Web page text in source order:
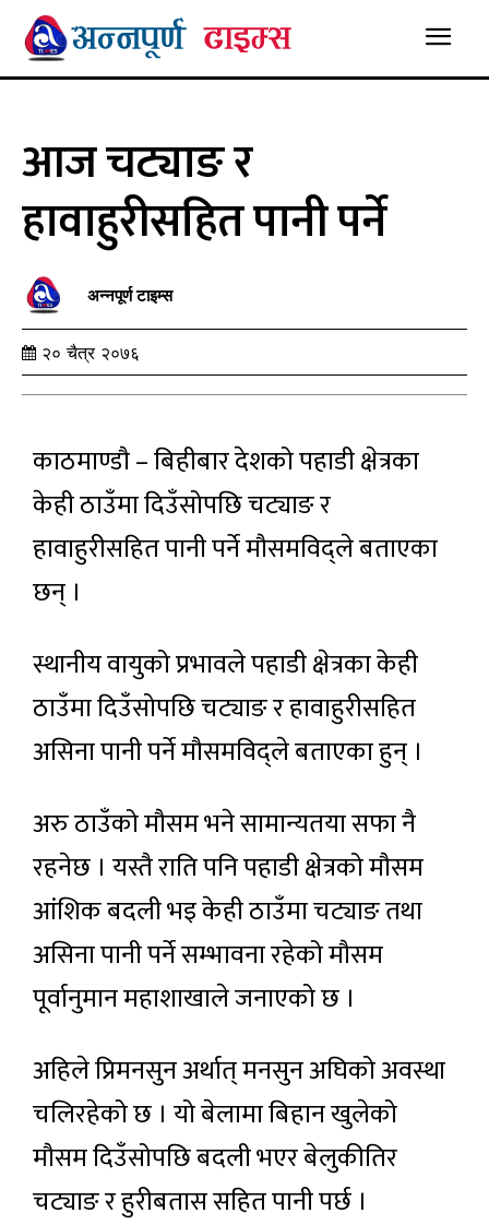
आज चट्याङ र
हावाहुरीसहित पानी पर्ने
अन्नपूर्ण टाइम्स
२० चैत्र २०७६
काठमाण्डौ – बिहीबार देशको पहाडी क्षेत्रका
केही ठाउँमा दिउँसोपछि चट्याङ र
हावाहुरीसहित पानी पर्ने मौसमविद्ले बताएका
छन् ।
स्थानीय वायुको प्रभावले पहाडी क्षेत्रका केही
ठाउँमा दिउँसोपछि चट्याङ र हावाहुरीसहित
असिना पानी पर्ने मौसमविद्ले बताएका हुन् ।
अरु ठाउँको मौसम भने सामान्यतया सफा नै
रहनेछ । यस्तै राति पनि पहाडी क्षेत्रको मौसम
आंशिक बदली भइ केही ठाउँमा चट्याङ तथा
असिना पानी पर्ने सम्भावना रहेको मौसम
पूर्वानुमान महाशाखाले जनाएको छ ।
अहिले प्रिमनसुन अर्थात् मनसुन अघिको अवस्था
चलिरहेको छ । यो बेलामा बिहान खुलेको
मौसम दिउँसोपछि बदली भएर बेलुकीतिर
चट्याङ र हुरीबतास सहित पानी पर्छ ।